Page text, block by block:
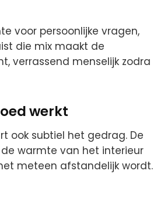
voor persoonlijke vragen,
die mix maakt de
verrassend menselijk zodra
werkt
ook subtiel het gedrag. De
warmte van het interieur
meteen afstandelijk wordt.